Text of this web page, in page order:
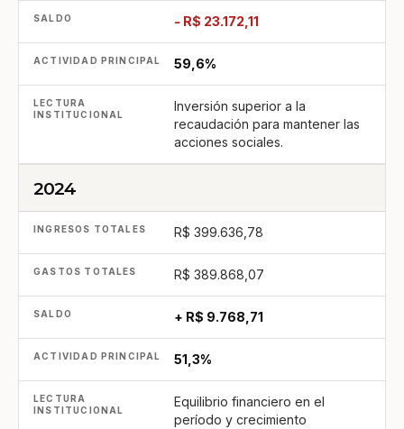
- R$ 23.172,11
59,6%
Inversión superior a la
recaudación para mantener las
acciones sociales.
2024
R$ 399.636,78
R$ 389.868,07
+ R$ 9.768,71
51,3%
Equilibrio financiero en el
período y crecimiento